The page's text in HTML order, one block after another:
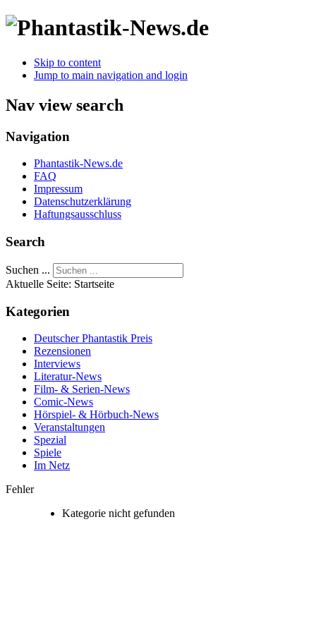
Skip to content
Jump to main navigation and login
Nav view search
Navigation
Phantastik-News.de
FAQ
Impressum
Datenschutzerklärung
Haftungsausschluss
Search
Suchen ...
Aktuelle Seite: Startseite
Kategorien
Deutscher Phantastik Preis
Rezensionen
Interviews
Literatur-News
Film- & Serien-News
Comic-News
Hörspiel- & Hörbuch-News
Veranstaltungen
Spezial
Spiele
Im Netz
Fehler
Kategorie nicht gefunden